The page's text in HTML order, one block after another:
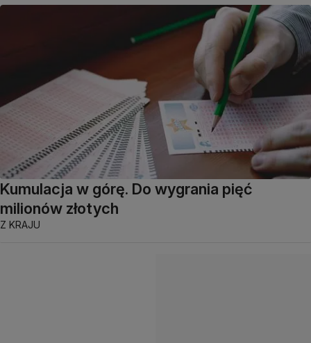
Kumulacja w górę. Do wygrania pięć
milionów złotych
Z KRAJU